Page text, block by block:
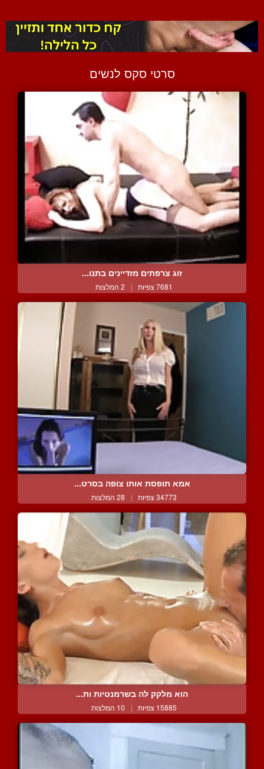
סרטי סקס לנשים
זוג צרפתים מזדיינים בתנו...
7681 צפיות | 2 המלצות
אמא תופסת אותו צופה בסרט...
34773 צפיות | 28 המלצות
הוא מלקק לה בשרמנטיות ות...
15885 צפיות | 10 המלצות